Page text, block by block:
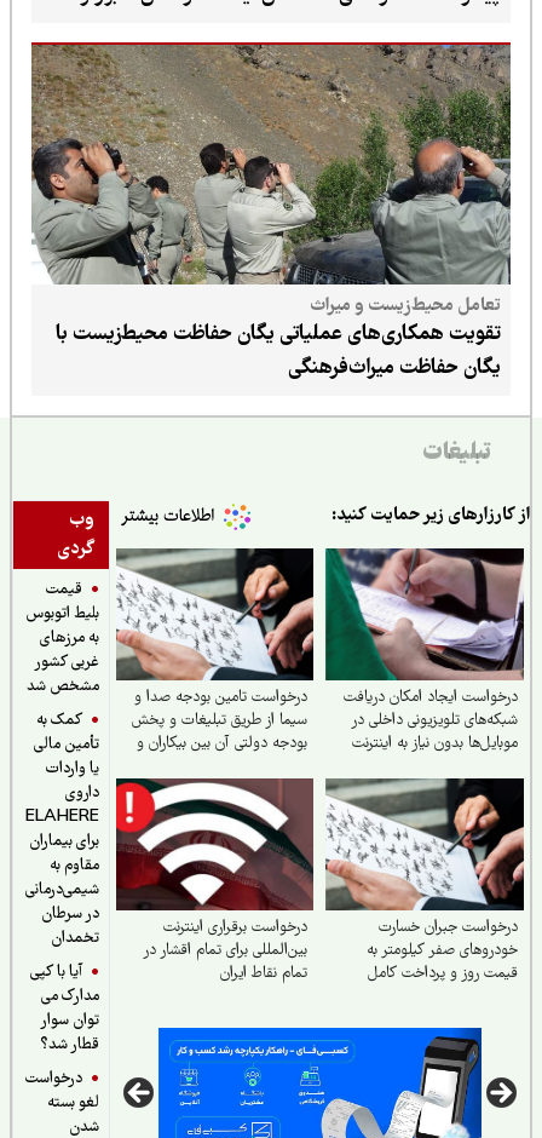
تعامل محیط‌زیست و میراث
تقویت همکاری‌های عملیاتی یگان حفاظت محیط‌زیست با
یگان حفاظت میراث‌فرهنگی
تبلیغات
وب
گردی
قیمت
بلیط اتوبوس
به مرزهای
غربی کشور
مشخص شد
کمک به
تأمین مالی
یا واردات
داروی
ELAHERE
برای بیماران
مقاوم به
شیمی‌درمانی
در سرطان
تخمدان
آیا با کپی
مدارک می
توان سوار
قطار شد؟
درخواست
لغو بسته
زیر حمایت کنید:
ایجاد امکان دریافت
تلویزیونی داخلی در
بدون نیاز به اینترنت
درخواست تامین بودجه صدا و
سیما از طریق تبلیغات و پخش
بودجه دولتی آن بین بیکاران و
جبران خسارت
صفر کیلومتر به
روز و پرداخت کامل
درخواست برقراری اینترنت
بین‌المللی برای تمام اقشار در
تمام نقاط ایران